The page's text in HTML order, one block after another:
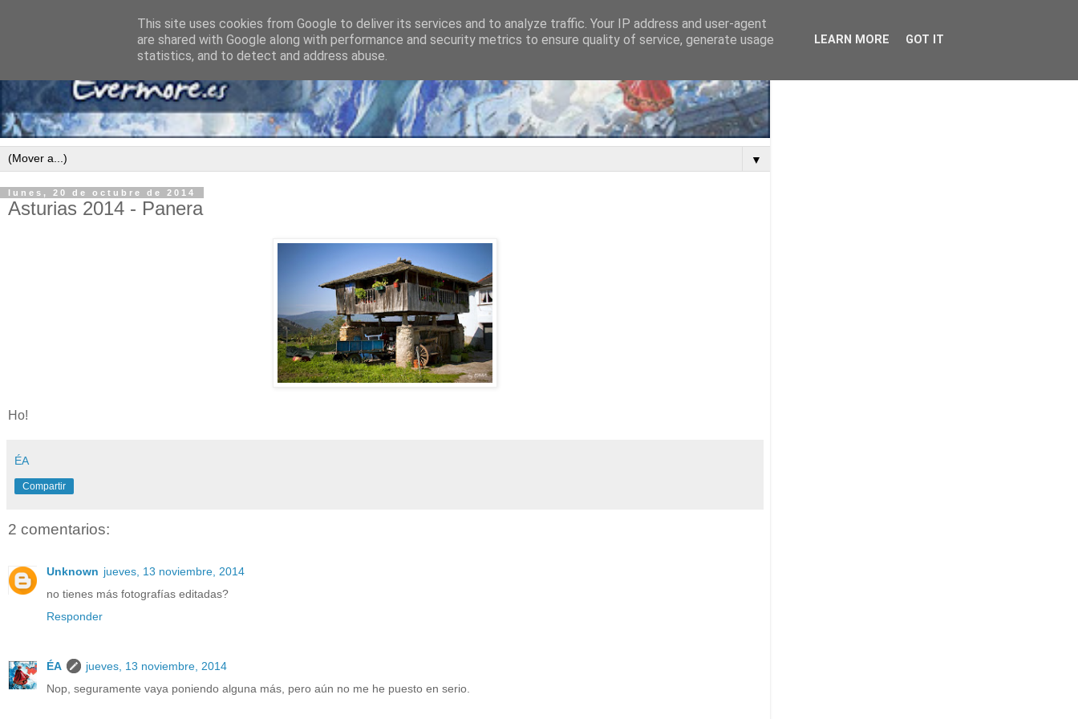
▼
lunes, 20 de octubre de 2014
Asturias 2014 - Panera
Ho!
ÉA
Compartir
2 comentarios:
Unknown jueves, 13 noviembre, 2014
no tienes más fotografías editadas?
Responder
ÉA
jueves, 13 noviembre, 2014
Nop, seguramente vaya poniendo alguna más, pero aún no me he puesto en serio.
This site uses cookies from Google to deliver its services and to analyze traffic. Your IP address and user-agent
are shared with Google along with performance and security metrics to ensure quality of service, generate usage
statistics, and to detect and address abuse.
LEARN MORE GOT IT